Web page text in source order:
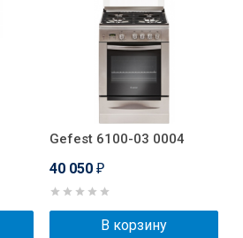
Gefest 6100-03 0004
40 050 ₽
В корзину